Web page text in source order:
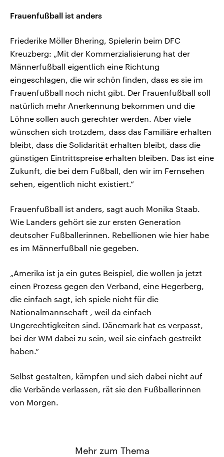
Frauenfußball ist anders
Friederike Möller Bhering, Spielerin beim DFC
Kreuzberg: „Mit der Kommerzialisierung hat der
Männerfußball eigentlich eine Richtung
eingeschlagen, die wir schön finden, dass es sie im
Frauenfußball noch nicht gibt. Der Frauenfußball soll
natürlich mehr Anerkennung bekommen und die
Löhne sollen auch gerechter werden. Aber viele
wünschen sich trotzdem, dass das Familiäre erhalten
bleibt, dass die Solidarität erhalten bleibt, dass die
günstigen Eintrittspreise erhalten bleiben. Das ist eine
Zukunft, die bei dem Fußball, den wir im Fernsehen
sehen, eigentlich nicht existiert.“
Frauenfußball ist anders, sagt auch Monika Staab.
Wie Landers gehört sie zur ersten Generation
deutscher Fußballerinnen. Rebellionen wie hier habe
es im Männerfußball nie gegeben.
„Amerika ist ja ein gutes Beispiel, die wollen ja jetzt
einen Prozess gegen den Verband, eine Hegerberg,
die einfach sagt, ich spiele nicht für die
Nationalmannschaft , weil da einfach
Ungerechtigkeiten sind. Dänemark hat es verpasst,
bei der WM dabei zu sein, weil sie einfach gestreikt
haben.“
Selbst gestalten, kämpfen und sich dabei nicht auf
die Verbände verlassen, rät sie den Fußballerinnen
von Morgen.
Mehr zum Thema